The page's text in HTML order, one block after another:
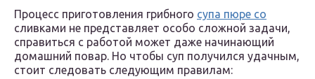
Процесс приготовления грибного супа пюре со
сливками не представляет особо сложной задачи,
справиться с работой может даже начинающий
домашний повар. Но чтобы суп получился удачным,
стоит следовать следующим правилам: